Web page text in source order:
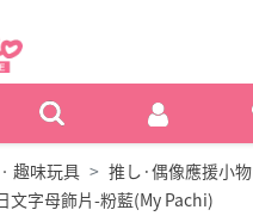
趣味玩具
推し·偶像應援小物
文字母飾片-粉藍(My Pachi)